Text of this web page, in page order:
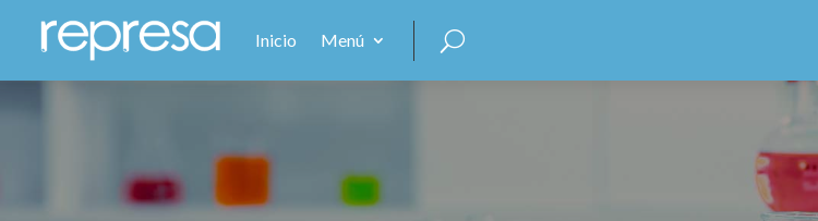
Inicio Menú